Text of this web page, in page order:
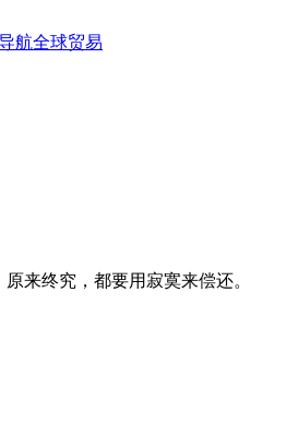
航全球贸易
来终究，都要用寂寞来偿还。